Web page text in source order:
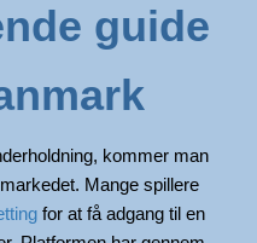
e
i
g
a
t
guide
kommer man
Mange spillere
for at få adgang til en